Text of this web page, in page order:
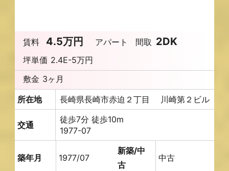
賃料 4.5万円 アパート 間取 2DK
坪単価 2.4E-5万円
敷金 3ヶ月
所在地
長崎県長崎市赤迫２丁目 川崎第２ビル
交通
徒歩7分 徒歩10m
1977-07
築年月 1977/07
新築/中
古
中古